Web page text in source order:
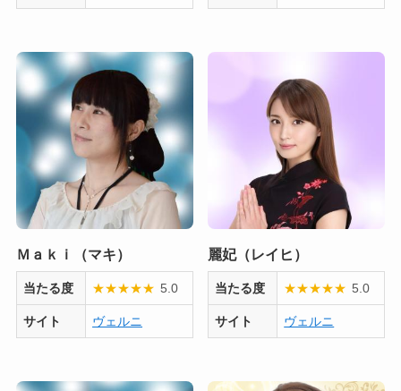
Ｍａｋｉ（マキ）
当たる度 ★★★★★ 5.0
サイト ヴェルニ
麗妃（レイヒ）
当たる度 ★★★★★ 5.0
サイト ヴェルニ